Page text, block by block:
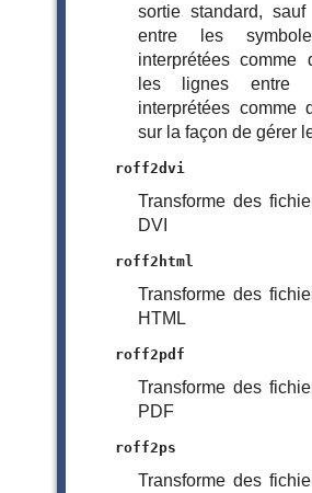
sortie standard,
entre les
interprétées comme
les lignes entre
interprétées comme
sur la façon de gérer
roff2dvi
Transforme des
DVI
roff2html
Transforme des
HTML
roff2pdf
Transforme des
PDF
roff2ps
Transforme des